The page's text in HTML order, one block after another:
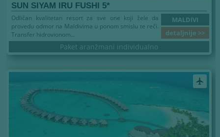
SUN SIYAM IRU FUSHI 5*
MALDIVI
detaljnije >>
Odličan kvalitetan resort za sve one koji žele da
provedu odmor na Maldivima u ponom smislu te reči.
Transfer hidrovionom...
Paket aranžmani individualno
airplanemode_active